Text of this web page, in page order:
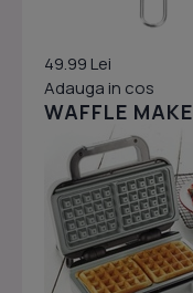
49.99 Lei
Adauga in cos
WAFFLE